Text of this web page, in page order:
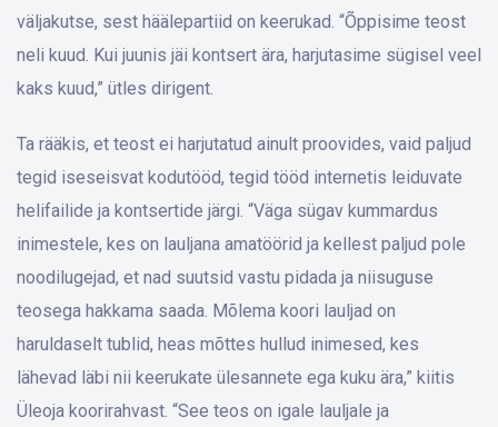
väljakutse, sest häälepartiid on keerukad. “Õppisime teost
neli kuud. Kui juunis jäi kontsert ära, harjutasime sügisel veel
kaks kuud,” ütles dirigent.
Ta rääkis, et teost ei harjutatud ainult proovides, vaid paljud
tegid iseseisvat kodutööd, tegid tööd internetis leiduvate
helifailide ja kontsertide järgi. “Väga sügav kummardus
inimestele, kes on lauljana amatöörid ja kellest paljud pole
noodilugejad, et nad suutsid vastu pidada ja niisuguse
teosega hakkama saada. Mõlema koori lauljad on
haruldaselt tublid, heas mõttes hullud inimesed, kes
lähevad läbi nii keerukate ülesannete ega kuku ära,” kiitis
Üleoja koorirahvast. “See teos on igale lauljale ja